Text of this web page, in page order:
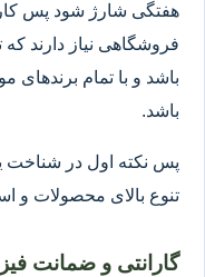
هفتگی شارژ شود پس
فروشگاهی نیاز دارند
باشد و با تمام برندهای
باشد.
پس نکته اول در شناخت
تنوع بالای محصولات و
گارانتی و ضمانت